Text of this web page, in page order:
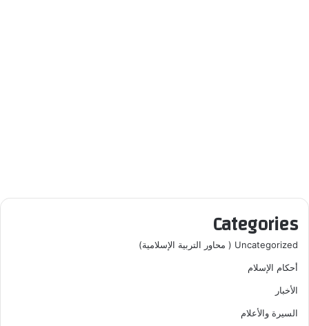
Categories
Uncategorized ( محاور التربية الإسلامية)
أحكام الإسلام
الأخبار
السيرة والأعلام